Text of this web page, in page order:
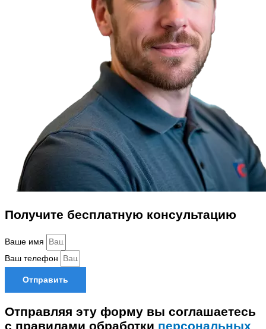
Получите бесплатную консультацию
Ваше имя
Ваш телефон
Отправить
Отправляя эту форму вы соглашаетесь
с правилами обработки персональных